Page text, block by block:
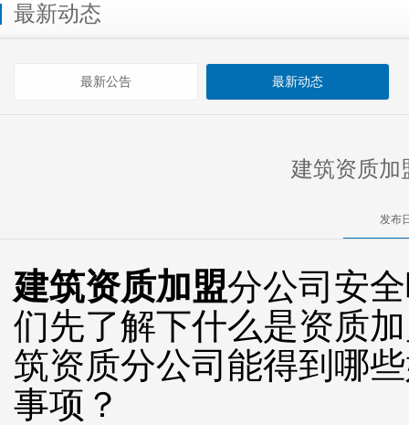
最新动态
最新公告 最新动态
建筑资质加
发布
建筑资质加盟分公司安
们先了解下什么是资质
筑资质分公司能得到哪
事项？